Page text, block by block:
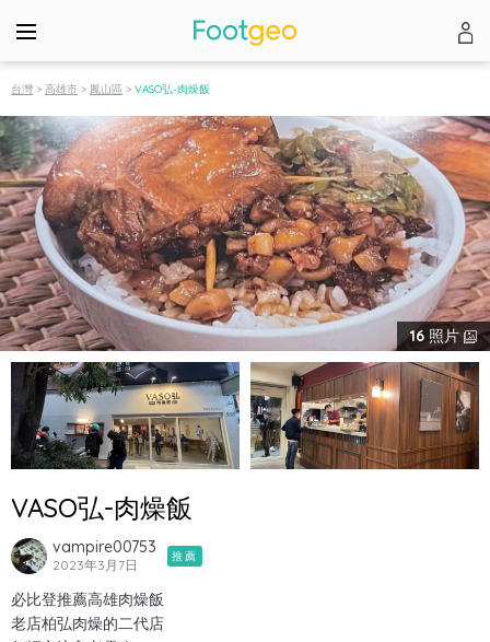
台灣 > 高雄市 > 鳳山區 > VASO弘-肉燥飯
16 照片
VASO弘-肉燥飯
vampire00753
2023年3月7日
推薦
必比登推薦高雄肉燥飯
老店柏弘肉燥的二代店